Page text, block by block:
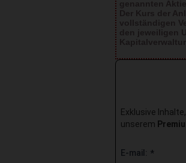
Exklusive
unserem
E-mail: *